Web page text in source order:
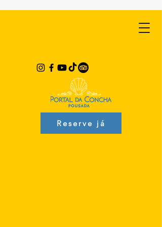
Reserve já